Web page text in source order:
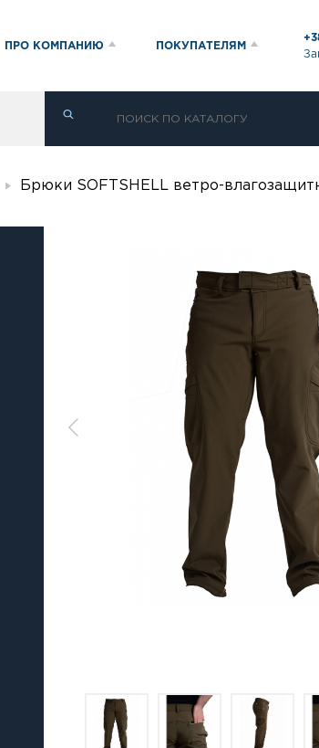
ПРО КОМПАНИЮ ПОКУПАТЕЛЯМ
Брюки SOFTSHELL ветро-